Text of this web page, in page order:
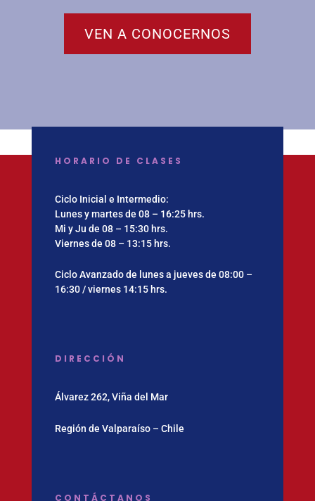
VEN A CONOCERNOS
HORARIO DE CLASES
Ciclo Inicial e Intermedio:
Lunes y martes de 08 – 16:25 hrs.
Mi y Ju de 08 – 15:30 hrs.
Viernes de 08 – 13:15 hrs.
Ciclo Avanzado de lunes a jueves de 08:00 –
16:30 / viernes 14:15 hrs.
DIRECCIÓN
Álvarez 262, Viña del Mar
Región de Valparaíso – Chile
CONTÁCTANOS